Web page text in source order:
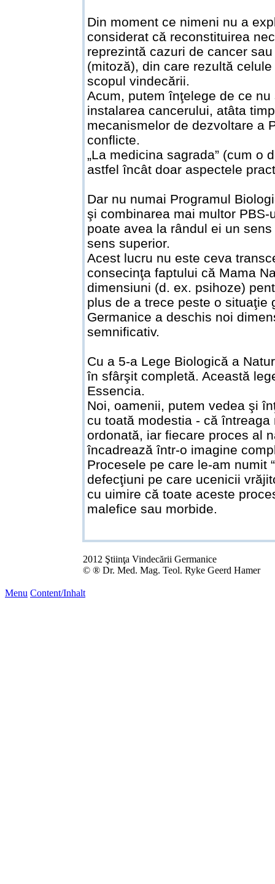
Din moment ce nimeni nu a
considerat că reconstituirea
reprezintă cazuri de cancer
(mitoză), din care rezultă
scopul vindecării.
Acum, putem înţelege de ce
instalarea cancerului, atâta
mecanismelor de dezvoltare a
conflicte.
„La medicina sagrada” (cum o
astfel încât doar aspectele
Dar nu numai Programul
şi combinarea mai multor
poate avea la rândul ei un
sens superior.
Acest lucru nu este ceva
consecinţa faptului că Mama
dimensiuni (d. ex. psihoze)
plus de a trece peste o situaţie
Germanice a deschis noi
semnificativ.
Cu a 5-a Lege Biologică a
în sfârşit completă. Această
Essencia.
Noi, oamenii, putem vedea şi
cu toată modestia - că
ordonată, iar fiecare proces al
încadrează într-o imagine
Procesele pe care le-am numit
defecţiuni pe care ucenicii
cu uimire că toate aceste
malefice sau morbide.
2012 Ştiinţa Vindecării Germanice
© ® Dr. Med. Mag. Teol. Ryke Geerd Hamer
Menu Content/Inhalt